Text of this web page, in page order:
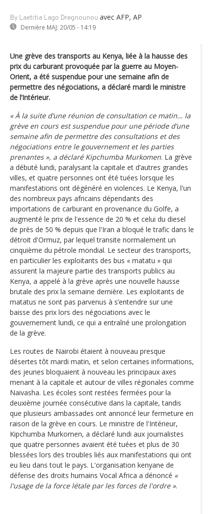
By Laetitia Lago Dregnounou avec AFP, AP
Dernière MAJ: 20/05 - 14:19
Une grève des transports au Kenya, liée à la hausse des
prix du carburant provoquée par la guerre au Moyen-
Orient, a été suspendue pour une semaine afin de
permettre des négociations, a déclaré mardi le ministre
de l’Intérieur.
« À la suite d’une réunion de consultation ce matin… la
grève en cours est suspendue pour une période d’une
semaine afin de permettre des consultations et des
négociations entre le gouvernement et les parties
prenantes », a déclaré Kipchumba Murkomen. La grève
a débuté lundi, paralysant la capitale et d’autres grandes
villes, et quatre personnes ont été tuées lorsque les
manifestations ont dégénéré en violences. Le Kenya, l'un
des nombreux pays africains dépendants des
importations de carburant en provenance du Golfe, a
augmenté le prix de l'essence de 20 % et celui du diesel
de près de 50 % depuis que l'Iran a bloqué le trafic dans le
détroit d'Ormuz, par lequel transite normalement un
cinquième du pétrole mondial. Le secteur des transports,
en particulier les exploitants des bus « matatu » qui
assurent la majeure partie des transports publics au
Kenya, a appelé à la grève après une nouvelle hausse
brutale des prix la semaine dernière. Les exploitants de
matatus ne sont pas parvenus à s’entendre sur une
baisse des prix lors des négociations avec le
gouvernement lundi, ce qui a entraîné une prolongation
de la grève.
Les routes de Nairobi étaient à nouveau presque
désertes tôt mardi matin, et selon certaines informations,
des jeunes bloquaient à nouveau les principaux axes
menant à la capitale et autour de villes régionales comme
Naivasha. Les écoles sont restées fermées pour la
deuxième journée consécutive dans la capitale, tandis
que plusieurs ambassades ont annoncé leur fermeture en
raison de la grève en cours. Le ministre de l'Intérieur,
Kipchumba Murkomen, a déclaré lundi aux journalistes
que quatre personnes avaient été tuées et plus de 30
blessées lors des troubles liés aux manifestations qui ont
eu lieu dans tout le pays. L'organisation kenyane de
défense des droits humains Vocal Africa a dénoncé «
l'usage de la force létale par les forces de l'ordre ».